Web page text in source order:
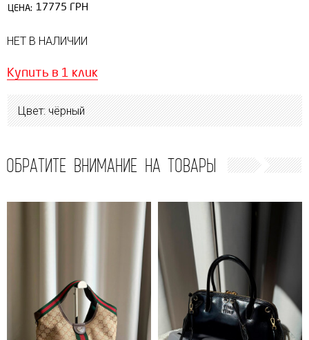
ЦЕНА: 17775 ГРН
НЕТ В НАЛИЧИИ
Купить в 1 клик
Цвет: чёрный
ОБРАТИТЕ ВНИМАНИЕ НА ТОВАРЫ